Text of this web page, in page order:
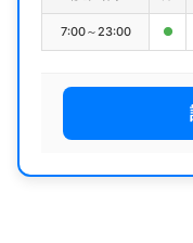
7:00～23:00 ●